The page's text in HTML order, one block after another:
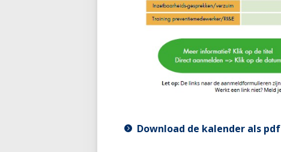
Download de kalender als pdf